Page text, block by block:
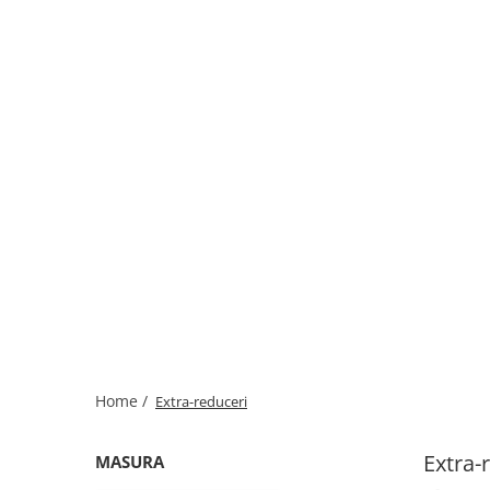
Home / Extra-reduceri
MASURA